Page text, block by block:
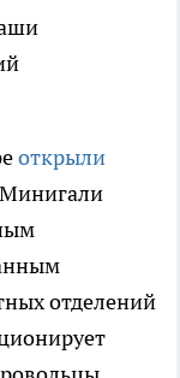
открыли
отделений